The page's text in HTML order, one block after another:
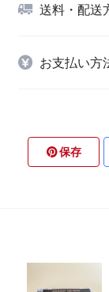
送料・配送
お支払い方
保存